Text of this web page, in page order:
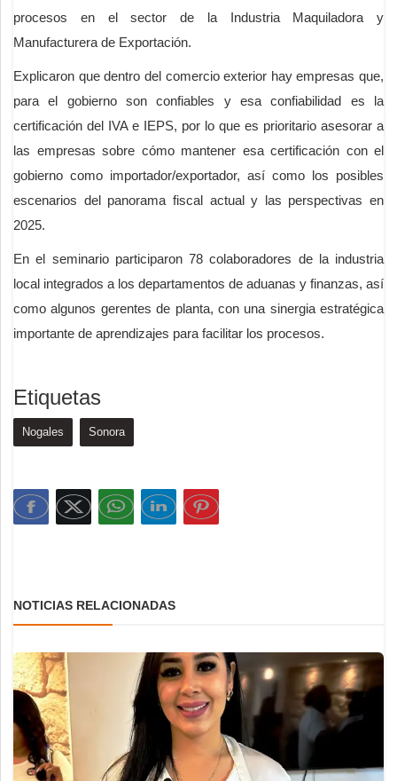
procesos en el sector de la Industria Maquiladora y
Manufacturera de Exportación.
Explicaron que dentro del comercio exterior hay empresas que,
para el gobierno son confiables y esa confiabilidad es la
certificación del IVA e IEPS, por lo que es prioritario asesorar a
las empresas sobre cómo mantener esa certificación con el
gobierno como importador/exportador, así como los posibles
escenarios del panorama fiscal actual y las perspectivas en
2025.
En el seminario participaron 78 colaboradores de la industria
local integrados a los departamentos de aduanas y finanzas, así
como algunos gerentes de planta, con una sinergia estratégica
importante de aprendizajes para facilitar los procesos.
Etiquetas
Nogales Sonora
NOTICIAS RELACIONADAS